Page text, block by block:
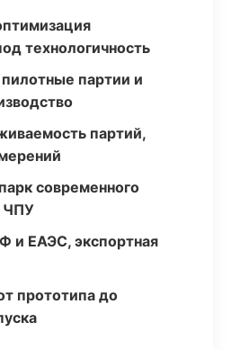
технологичность
партии и
партий,
современного
ЧПУ
и ЕАЭС, экспортная
прототипа до